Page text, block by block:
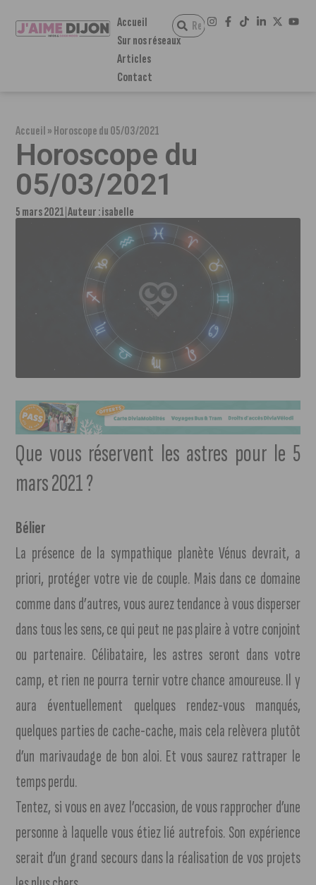
Accueil
Sur nos réseaux
Articles
Contact
Accueil»Horoscope du 05/03/2021
Horoscope du
05/03/2021
5 mars 2021 Auteur :isabelle
Que vous réservent les astres pour le 5
mars 2021 ?
Bélier
La présence de la sympathique planète Vénus devrait, a
priori, protéger votre vie de couple. Mais dans ce domaine
comme dans d’autres, vous aurez tendance à vous disperser
dans tous les sens, ce qui peut ne pas plaire à votre conjoint
ou partenaire. Célibataire, les astres seront dans votre
camp, et rien ne pourra ternir votre chance amoureuse. Il y
aura éventuellement quelques rendez-vous manqués,
quelques parties de cache-cache, mais cela relèvera plutôt
d’un marivaudage de bon aloi. Et vous saurez rattraper le
temps perdu.
Tentez, si vous en avez l’occasion, de vous rapprocher d’une
personne à laquelle vous étiez lié autrefois. Son expérience
serait d’un grand secours dans la réalisation de vos projets